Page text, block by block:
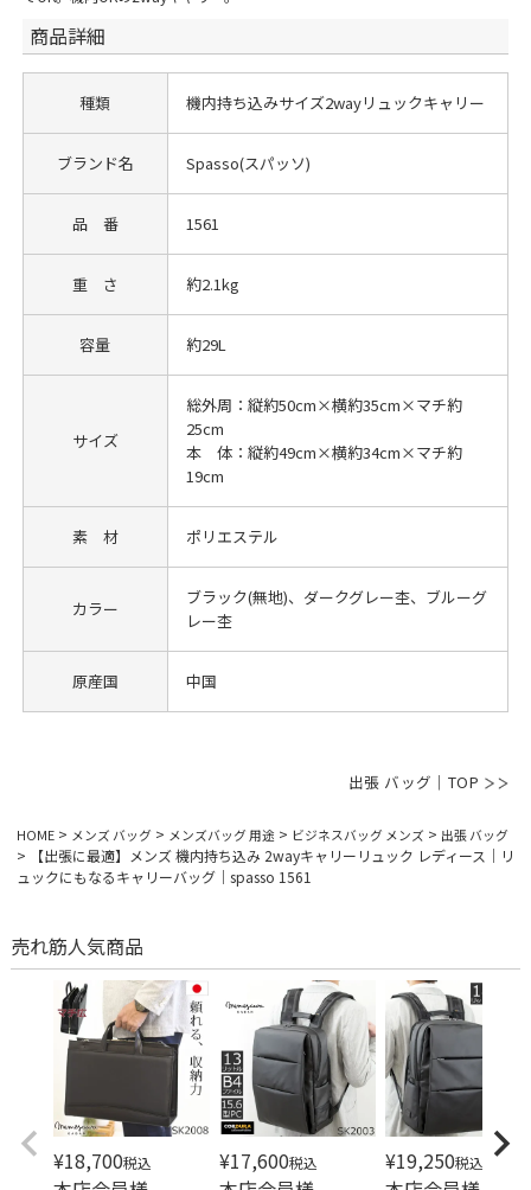
商品詳細
種類 機内持ち込みサイズ2wayリュックキャリー
ブランド名 Spasso(スパッソ)
品 番 1561
重 さ 約2.1kg
容量 約29L
サイズ
総外周：縦約50cm×横約35cm×マチ約
25cm
本 体：縦約49cm×横約34cm×マチ約
19cm
素 材 ポリエステル
カラー
ブラック(無地)、ダークグレー杢、ブルーグ
レー杢
原産国 中国
出張 バッグ｜TOP
HOME メンズ バッグ メンズバッグ 用途 ビジネスバッグ メンズ 出張 バッグ
【出張に最適】メンズ 機内持ち込み 2wayキャリーリュック レディース｜リ
ュックにもなるキャリーバッグ｜spasso 1561
売れ筋人気商品
¥18,700税込 ¥17,600税込 ¥19,250税込